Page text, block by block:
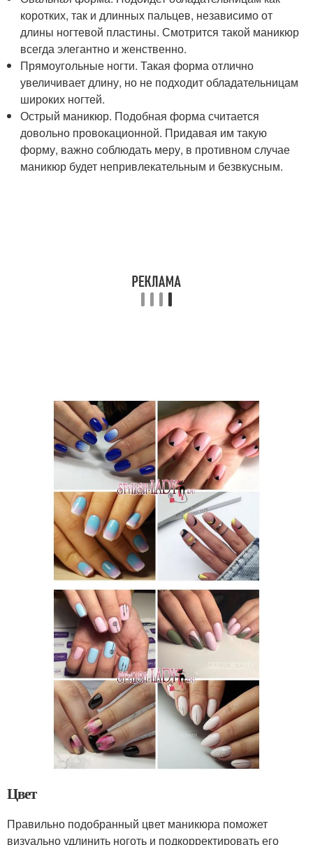
коротких, так и длинных пальцев, независимо от
длины ногтевой пластины. Смотрится такой маникюр
всегда элегантно и женственно.
Прямоугольные ногти. Такая форма отлично
увеличивает длину, но не подходит обладательницам
широких ногтей.
Острый маникюр. Подобная форма считается
довольно провокационной. Придавая им такую
форму, важно соблюдать меру, в противном случае
маникюр будет непривлекательным и безвкусным.
Цвет
Правильно подобранный цвет маникюра поможет
визуально удлинить ноготь и подкорректировать его